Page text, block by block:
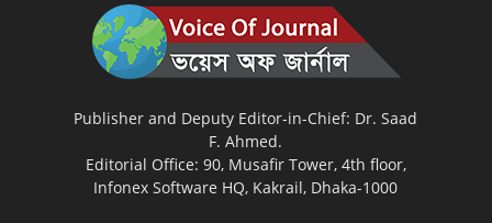
Publisher and Deputy Editor-in-Chief: Dr. Saad
F. Ahmed.
Editorial Office: 90, Musafir Tower, 4th floor,
Infonex Software HQ, Kakrail, Dhaka-1000